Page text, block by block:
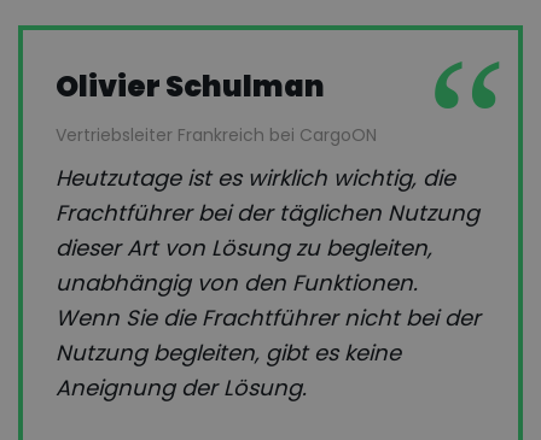
Olivier Schulman
Vertriebsleiter Frankreich bei CargoON
Heutzutage ist es wirklich wichtig, die
Frachtführer bei der täglichen Nutzung
dieser Art von Lösung zu begleiten,
unabhängig von den Funktionen.
Wenn Sie die Frachtführer nicht bei der
Nutzung begleiten, gibt es keine
Aneignung der Lösung.